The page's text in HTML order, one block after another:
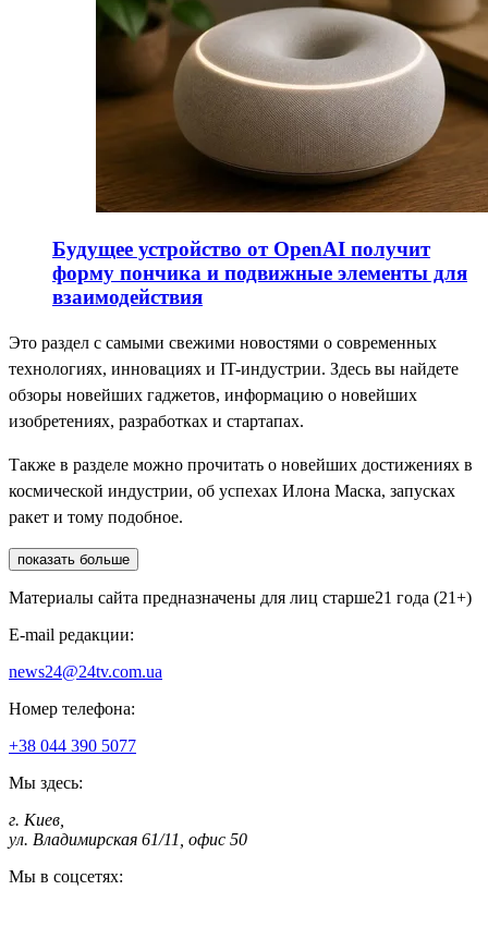
Будущее устройство от OpenAI получит
форму пончика и подвижные элементы для
взаимодействия
Это раздел с самыми свежими новостями о современных
технологиях, инновациях и IT-индустрии. Здесь вы найдете
обзоры новейших гаджетов, информацию о новейших
изобретениях, разработках и стартапах.
Также в разделе можно прочитать о новейших достижениях в
космической индустрии, об успехах Илона Маска, запусках
ракет и тому подобное.
показать больше
Материалы сайта предназначены для лиц старше21 года (21+)
E-mail редакции:
news24@24tv.com.ua
Номер телефона:
+38 044 390 5077
Мы здесь:
г. Киев
ул. Владимирская 61/11, офис 50
Мы в соцсетях: